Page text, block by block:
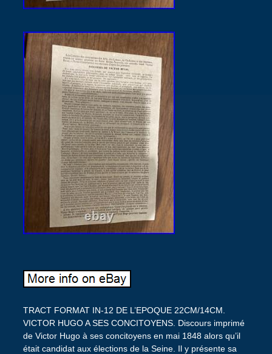
TRACT FORMAT IN-12 DE L’EPOQUE 22CM/14CM.
VICTOR HUGO A SES CONCITOYENS. Discours imprimé
de Victor Hugo à ses concitoyens en mai 1848 alors qu’il
était candidat aux élections de la Seine. Il y présente sa